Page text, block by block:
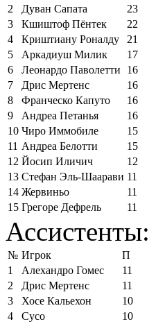
2
Дуван Сапата
23
3
Кшиштоф Пёнтек
22
4
Криштиану Роналду
21
5
Аркадиуш Милик
17
6
Леонардо Паволетти
16
7
Дрис Мертенс
16
8
Франческо Капуто
16
9
Андреа Петанья
16
10 Чиро Иммобиле
15
11 Андреа Белотти
15
12 Йосип Иличич
12
13 Стефан Эль-Шаарави 11
14 Жервиньо
11
15 Грегоре Дефрель 11
Ассистенты:
№ Игрок
П
1
Алехандро Гомес
11
2
Дрис Мертенс
11
3
Хосе Кальехон
10
4
Сусо
10